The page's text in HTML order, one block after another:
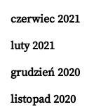
czerwiec 2021
luty 2021
grudzień 2020
listopad 2020